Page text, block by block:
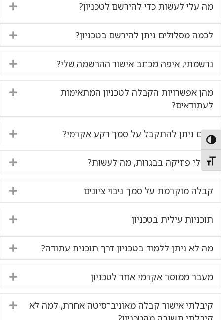
Toggle High Contrast
Toggle Font size
מה עלי לעשות כדי להירשם לטכניון?
לכמה מסלולים ניתן להירשם בטכניון?
נרשמתי, איפה מכתב אישור ההרשמה שלי?
מהן אפשרויות הקבלה לטכניון המתאימות
לעתודאים?
האם ניתן להתקבל על סמך רקע אקדמי?
אין לי פיזיקה בבגרות, מה לעשות?
קבלה מוקדמת על סמך ניבוי ציונים
תוכניות עילית בטכניון
מה לא ניתן ללמוד בטכניון דרך תוכנית עתודה?
מעבר ממוסד אקדמי אחר לטכניון
קיבלתי אישור קבלה מאוניברסיטה אחרת, למה לא